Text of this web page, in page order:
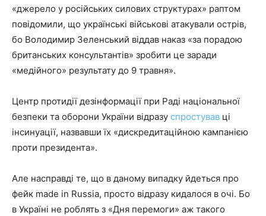
«джерело у російських силових структурах» раптом
повідомили, що українські військові атакували острів,
бо Володимир Зеленський віддав наказ «за порадою
британських консультантів» зробити це заради
«медійного» результату до 9 травня».
Центр протидії дезінформації при Раді національної
безпеки та оборони України відразу спростував ці
інсинуації, назвавши їх «дискредитаційною кампанією
проти президента».
Але насправді те, що в даному випадку йдеться про
фейк made in Russia, просто відразу кидалося в очі. Бо
в Україні не роблять з «Дня перемоги» аж такого